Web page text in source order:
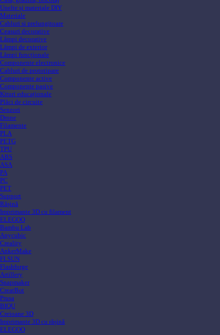
Unelte și materiale DIY
Materiale
Cabluri si prelungitoare
Ceasuri decorative
Lămpi decorative
Lămpi de exterior
Lămpi funcționale
Componente electronice
Cabluri de prototipare
Componente active
Componente pasive
Kituri educaționale
Plăci de circuite
Senzori
Drone
Filamente
PLA
PETG
TPU
ABS
ASA
PA
PC
PET
Support
Rășină
Imprimante 3D cu filament
ELEGOO
Bambu Lab
Anycubic
Creality
AnkerMake
FLSUN
Flashforge
Artillery
Snapmaker
CreatBot
Prusa
BIQU
Creioane 3D
Imprimante 3D cu rășină
ELEGOO